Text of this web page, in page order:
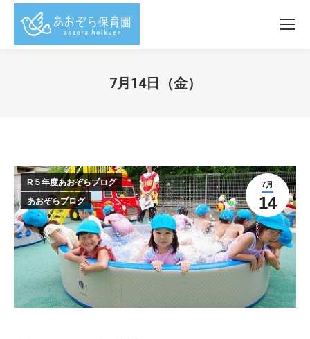
7月14日（金）
7月
14
R５年度あおぞらブログ
あおぞらブログ